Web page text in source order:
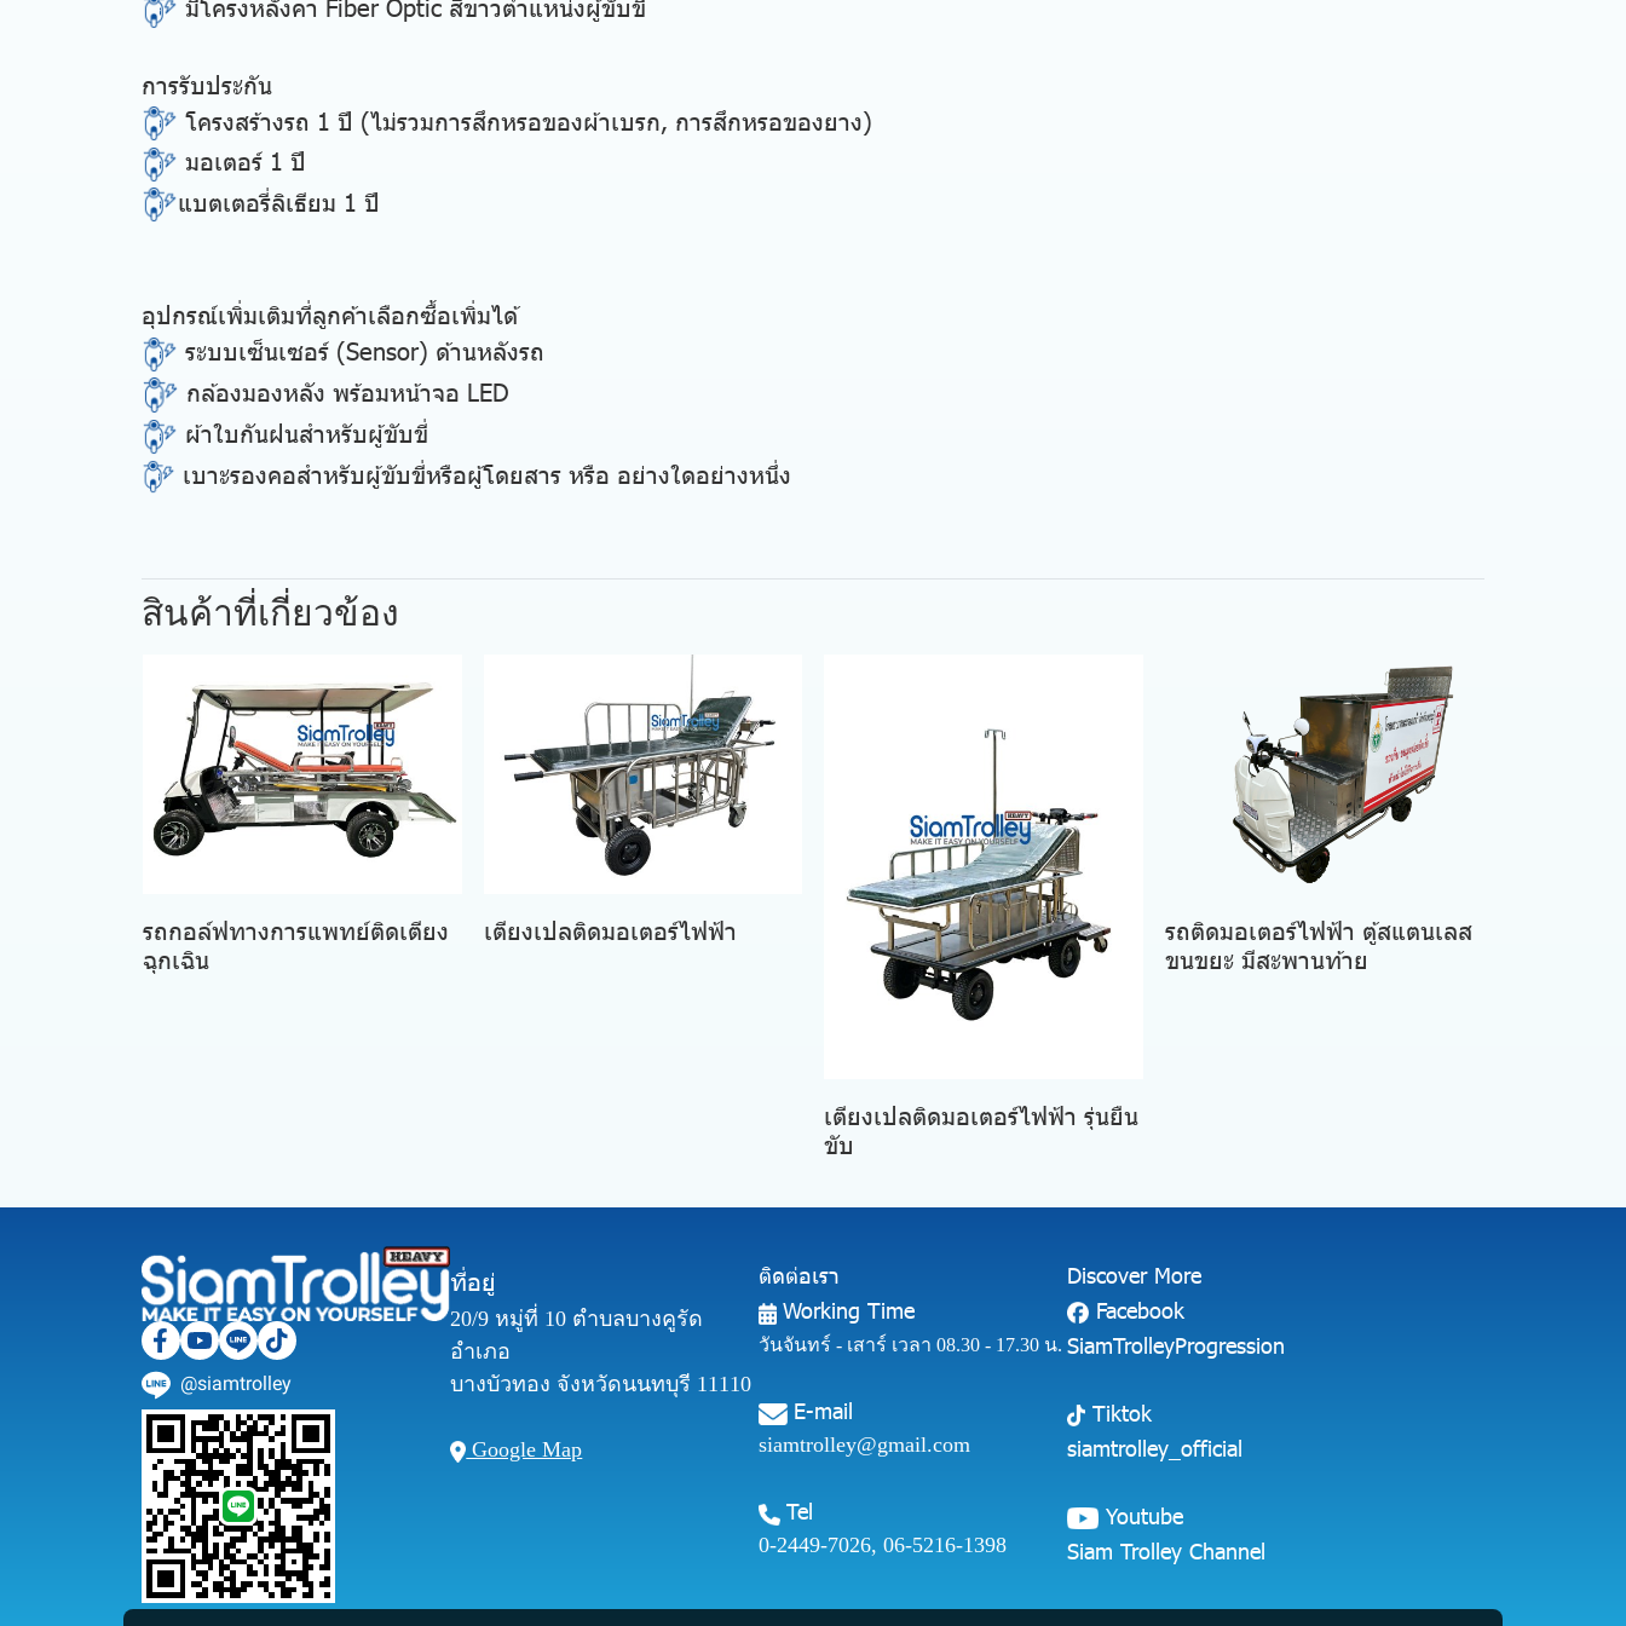
การรับประกัน
โครงสร้างรถ 1 ปี (ไม่รวมการสึกหรอของผ้าเบรก, การสึกหรอของยาง)
มอเตอร์ 1 ปี
แบตเตอรี่ลิเธียม 1 ปี
อุปกรณ์เพิ่มเติมที่ลูกค้าเลือกซื้อเพิ่มได้
ระบบเซ็นเซอร์ (Sensor) ด้านหลังรถ
กล้องมองหลัง พร้อมหน้าจอ LED
ผ้าใบกันฝนสำหรับผู้ขับขี่
เบาะรองคอสำหรับผู้ขับขี่หรือผู้โดยสาร หรือ อย่างใดอย่างหนึ่ง
สินค้าที่เกี่ยวข้อง
รถกอล์ฟทางการแพทย์ติดเตียง
ฉุกเฉิน
เตียงเปลติดมอเตอร์ไฟฟ้า
เตียงเปลติดมอเตอร์ไฟฟ้า รุ่นยืน
ขับ
รถติดมอเตอร์ไฟฟ้า ตู้สแตนเลส
ขนขยะ มีสะพานท้าย
@siamtrolley
ที่อยู่
20/9 หมู่ที่ 10 ตำบลบางคูรัด
อำเภอ
บางบัวทอง จังหวัดนนทบุรี 11110
Google Map
ติดต่อเรา
Working Time
วันจันทร์ - เสาร์ เวลา 08.30 - 17.30 น.
E-mail
siamtrolley@gmail.com
Tel
0-2449-7026, 06-5216-1398
Discover More
Facebook
SiamTrolleyProgression
Tiktok
siamtrolley_official
Youtube
Siam Trolley Channel